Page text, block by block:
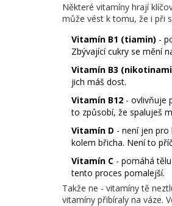
Některé vitamíny hrají
může vést k tomu, že i při
Vitamín B1 (tiamin) -
Zbývající cukry se mění
Vitamín B3
jich máš dost.
Vitamín B12 - ovlivňuje
to způsobí, že spaluješ
Vitamín D - není jen pro
kolem břicha. Není to
Vitamín C - pomáhá
tento proces pomalejší.
Takže ne - vitamíny tě
vitamíny přibíraly na váze.